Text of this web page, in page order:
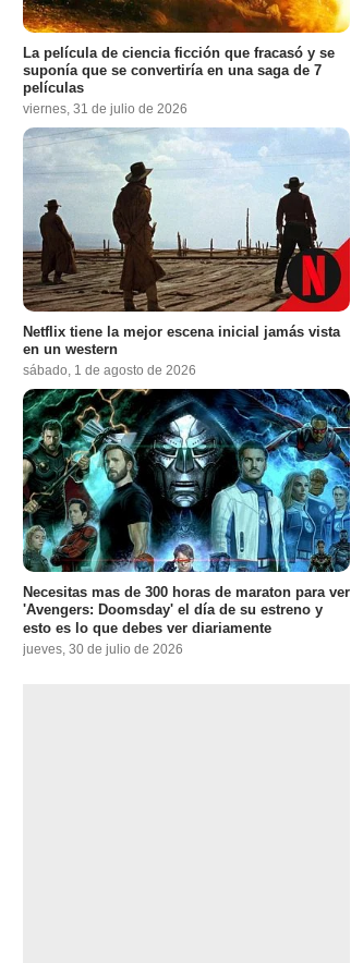
La película de ciencia ficción que fracasó y se
suponía que se convertiría en una saga de 7
películas
viernes, 31 de julio de 2026
Netflix tiene la mejor escena inicial jamás vista
en un western
sábado, 1 de agosto de 2026
Necesitas mas de 300 horas de maraton para ver
'Avengers: Doomsday' el día de su estreno y
esto es lo que debes ver diariamente
jueves, 30 de julio de 2026